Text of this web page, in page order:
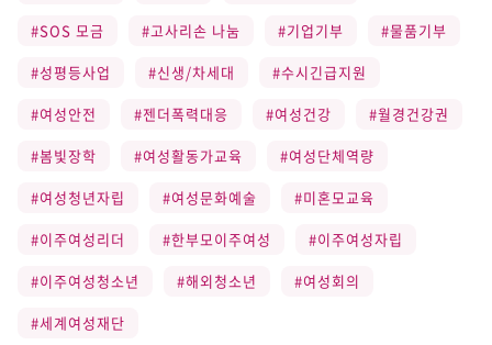
#SOS 모금
#고사리손 나눔 #기업기부
#물품기부
#성평등사업
#신생/차세대
#수시긴급지원
#여성안전
#젠더폭력대응 #여성건강
#월경건강권
#봄빛장학
#여성활동가교육
#여성단체역량
#여성청년자립
#여성문화예술
#미혼모교육
#이주여성리더
#한부모이주여성
#이주여성자립
#이주여성청소년
#해외청소년
#여성회의
#세계여성재단